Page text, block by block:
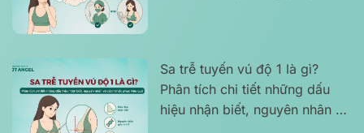
Sa trễ tuyến vú độ 1 là gì?
Phân tích chi tiết những dấu
hiệu nhận biết, nguyên nhân và